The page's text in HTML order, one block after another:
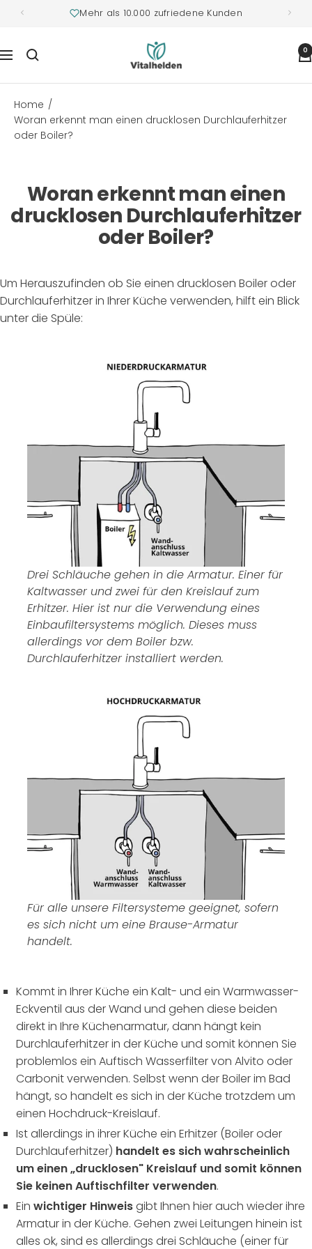
Mehr als 10.000 zufriedene Kunden
Navigation
Vitalhelden.de 0
Home
Woran erkennt man einen drucklosen Durchlauferhitzer
oder Boiler?
Woran erkennt man einen
drucklosen Durchlauferhitzer
oder Boiler?
Um Herauszufinden ob Sie einen drucklosen Boiler oder
Durchlauferhitzer in Ihrer Küche verwenden, hilft ein Blick
unter die Spüle:
Drei Schläuche gehen in die Armatur. Einer für
Kaltwasser und zwei für den Kreislauf zum
Erhitzer. Hier ist nur die Verwendung eines
Einbaufiltersystems möglich. Dieses muss
allerdings vor dem Boiler bzw.
Durchlauferhitzer installiert werden.
Für alle unsere Filtersysteme geeignet, sofern
es sich nicht um eine Brause-Armatur
handelt.
Kommt in Ihrer Küche ein Kalt- und ein Warmwasser-
Eckventil aus der Wand und gehen diese beiden
direkt in Ihre Küchenarmatur, dann hängt kein
Durchlauferhitzer in der Küche und somit können Sie
problemlos ein Auftisch Wasserfiltervon Alvito oder
Carbonit verwenden. Selbst wenn der Boiler im Bad
hängt, so handelt es sich in der Küche trotzdem um
einen Hochdruck-Kreislauf.
Ist allerdings in ihrer Küche ein Erhitzer (Boiler oder
Durchlauferhitzer) handelt es sich wahrscheinlich
um einen „drucklosen" Kreislauf und somit können
Sie keinen Auftischfilter verwenden.
Ein wichtiger Hinweisgibt Ihnen hier auch wieder ihre
Armatur in der Küche. Gehen zwei Leitungen hinein ist
alles ok, sind es allerdings drei Schläuche (einer für